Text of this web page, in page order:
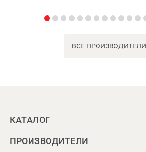
ВСЕ ПРОИЗВОДИТЕЛИ
КАТАЛОГ
ПРОИЗВОДИТЕЛИ